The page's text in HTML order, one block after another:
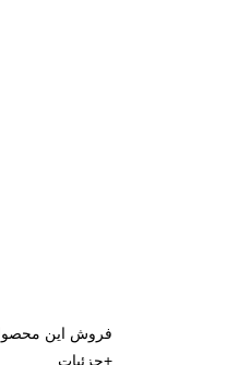
+جزئیات